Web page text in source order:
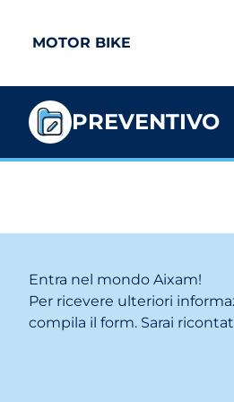
MOTOR BIKE
PREVENTIVO
Entra nel mondo Aixam!
Per ricevere ulteriori
compila il form. Sarai